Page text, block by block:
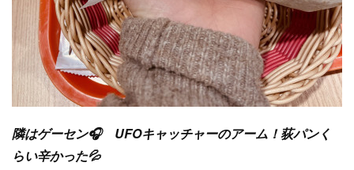
隣はゲーセン🎧 UFOキャッチャーのアーム！荻パンく
らい辛かった💦